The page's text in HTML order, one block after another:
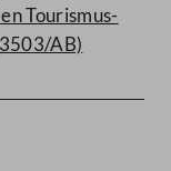
Tourismus-
AB)